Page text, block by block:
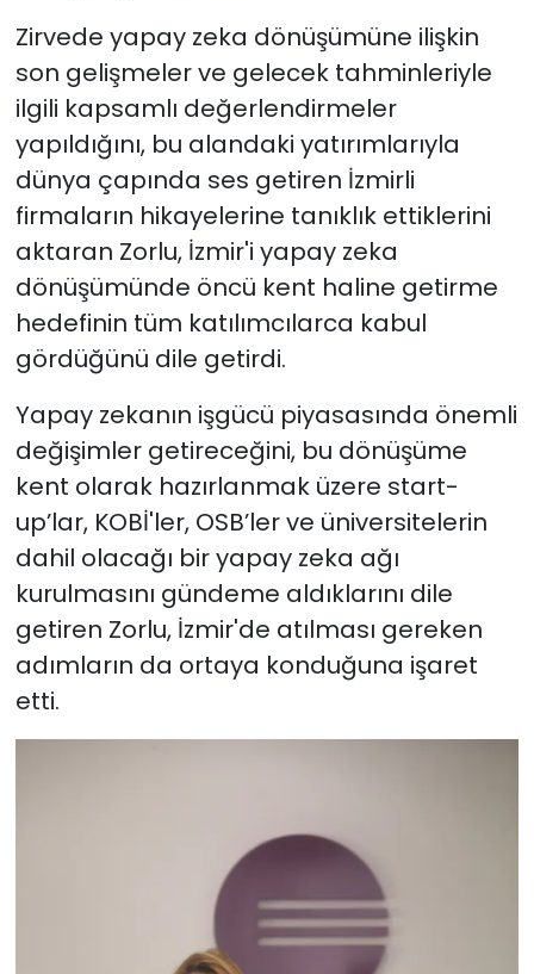
Zirvede yapay zeka dönüşümüne ilişkin
son gelişmeler ve gelecek tahminleriyle
ilgili kapsamlı değerlendirmeler
yapıldığını, bu alandaki yatırımlarıyla
dünya çapında ses getiren İzmirli
firmaların hikayelerine tanıklık ettiklerini
aktaran Zorlu, İzmir'i yapay zeka
dönüşümünde öncü kent haline getirme
hedefinin tüm katılımcılarca kabul
gördüğünü dile getirdi.
Yapay zekanın işgücü piyasasında önemli
değişimler getireceğini, bu dönüşüme
kent olarak hazırlanmak üzere start-
up’lar, KOBİ'ler, OSB’ler ve üniversitelerin
dahil olacağı bir yapay zeka ağı
kurulmasını gündeme aldıklarını dile
getiren Zorlu, İzmir'de atılması gereken
adımların da ortaya konduğuna işaret
etti.